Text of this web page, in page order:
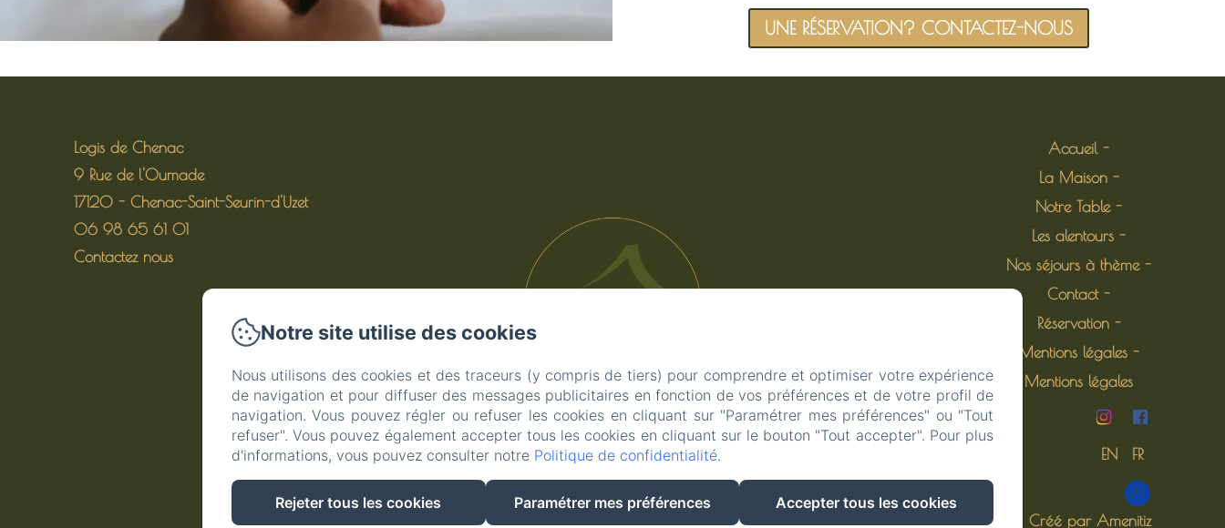
UNE RÉSERVATION? CONTACTEZ-NOUS
Logis de Chenac
9 Rue de l'Oumade
17120 - Chenac-Saint-Seurin-d'Uzet
06 98 65 61 01
Contactez nous
Accueil
La Maison
Notre Table
Les alentours
Nos séjours à thème
Contact
Réservation
Mentions légales
Mentions légales
EN FR
Créé par Amenitiz
Notre site utilise des cookies
Nous utilisons des cookies et des traceurs (y compris de tiers) pour comprendre et optimiser votre expérience
de navigation et pour diffuser des messages publicitaires en fonction de vos préférences et de votre profil de
navigation. Vous pouvez régler ou refuser les cookies en cliquant sur "Paramétrer mes préférences" ou "Tout
refuser". Vous pouvez également accepter tous les cookies en cliquant sur le bouton "Tout accepter". Pour plus
d'informations, vous pouvez consulter notre Politique de confidentialité.
Rejeter tous les cookies Paramétrer mes préférences Accepter tous les cookies